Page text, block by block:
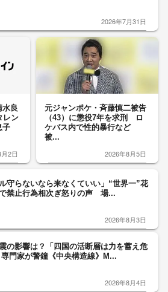
2026年7月31日
水良
レン
子
2日
元ジャンポケ・斉藤慎二被告
（43）に懲役7年を求刑 ロ
ケバス内で性的暴行など
被...
2026年8月5日
ル守らないなら来なくていい」“世界一”花
禁止行為相次ぎ怒りの声 場...
2026年8月3日
の影響は？「四国の活断層は力を蓄え危
門家が警鐘《中央構造線》M...
2026年8月4日